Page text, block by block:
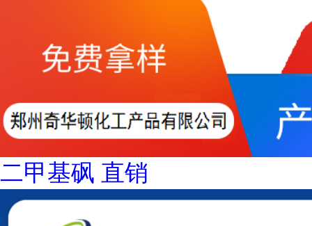
二甲基砜 直销